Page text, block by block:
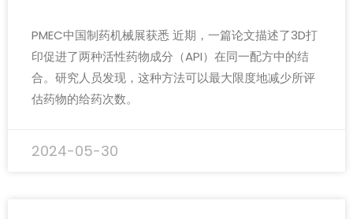
PMEC中国制药机械展获悉 近期，一篇论文描述了3D打
印促进了两种活性药物成分（API）在同一配方中的结
合。研究人员发现，这种方法可以最大限度地减少所评
估药物的给药次数。
2024-05-30